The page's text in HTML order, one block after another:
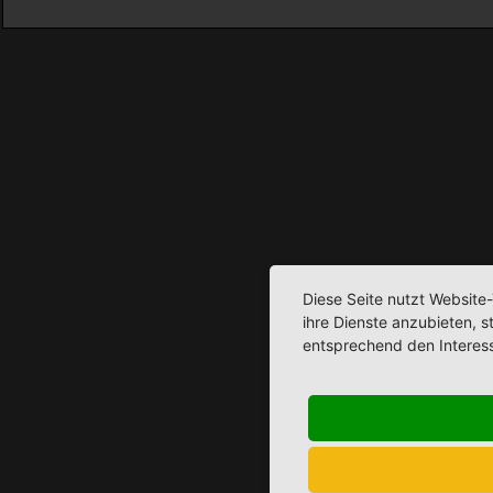
Diese Seite nutzt
ihre Dienste anzubieten,
entsprechend den